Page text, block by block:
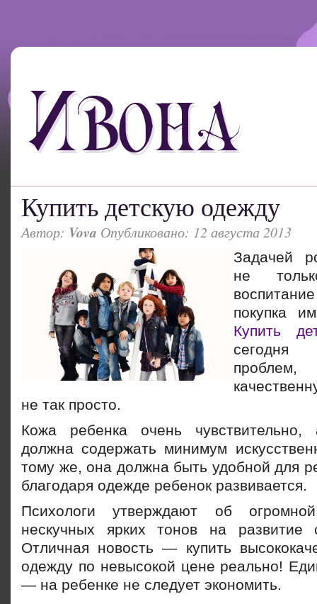
Купить детскую одежду
Автор: Vova Опубликовано: 12 августа 2013
Задачей
не
покупка
Купить
сегодня
не так просто.
Кожа ребенка очень
должна содержать минимум
тому же, она должна быть удобной для
благодаря одежде ребенок развивается.
Психологи утверждают об
нескучных ярких тонов на развитие
Отличная новость — купить
одежду по невысокой цене реально!
— на ребенке не следует экономить.